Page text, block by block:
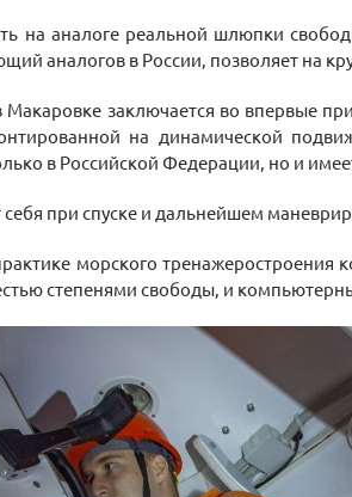
на аналоге реальной шлюпки
аналогов в России, позволяет на
Макаровке заключается во впервые
на динамической
в Российской Федерации, но и
при спуске и дальнейшем
морского
степенями свободы, и